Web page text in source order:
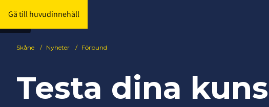
Gå till huvudinnehåll
Skåne / Nyheter / Förbund
Testa dina